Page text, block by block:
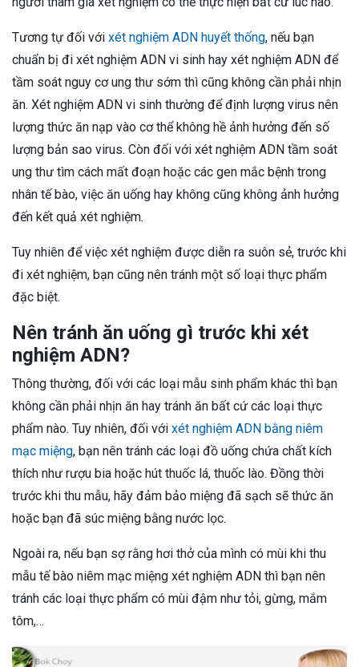
Tương tự đối với xét nghiệm ADN huyết thống, nếu bạn
chuẩn bị đi xét nghiệm ADN vi sinh hay xét nghiệm ADN để
tầm soát nguy cơ ung thư sớm thì cũng không cần phải nhịn
ăn. Xét nghiệm ADN vi sinh thường để định lượng virus nên
lượng thức ăn nạp vào cơ thể không hề ảnh hưởng đến số
lượng bản sao virus. Còn đối với xét nghiệm ADN tầm soát
ung thư tìm cách mất đoạn hoặc các gen mắc bệnh trong
nhân tế bào, việc ăn uống hay không cũng không ảnh hưởng
đến kết quả xét nghiệm.
Tuy nhiên để việc xét nghiệm được diễn ra suôn sẻ, trước khi
đi xét nghiệm, bạn cũng nên tránh một số loại thực phẩm
đặc biệt.
Nên tránh ăn uống gì trước khi xét
nghiệm ADN?
Thông thường, đối với các loại mẫu sinh phẩm khác thì bạn
không cần phải nhịn ăn hay tránh ăn bất cứ các loại thực
phẩm nào. Tuy nhiên, đối với xét nghiệm ADN bằng niêm
mạc miệng, bạn nên tránh các loại đồ uống chứa chất kích
thích như rượu bia hoặc hút thuốc lá, thuốc lào. Đồng thời
trước khi thu mẫu, hãy đảm bảo miệng đã sạch sẽ thức ăn
hoặc bạn đã súc miệng bằng nước lọc.
Ngoài ra, nếu bạn sợ rằng hơi thở của mình có mùi khi thu
mẫu tế bào niêm mạc miệng xét nghiệm ADN thì bạn nên
tránh các loại thực phẩm có mùi đậm như tỏi, gừng, mắm
tôm,…